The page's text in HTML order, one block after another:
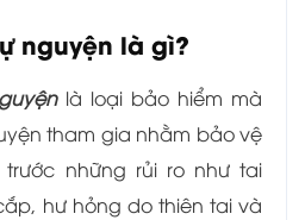
nguyện là gì?
là loại bảo hiểm mà
tham gia nhằm bảo vệ
những rủi ro như tai
hư hỏng do thiên tai và